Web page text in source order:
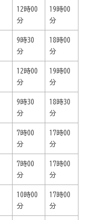
12時00
分
19時00
分
9時30
分
18時00
分
12時00
分
19時00
分
9時30
分
18時30
分
7時00
分
17時00
分
7時00
分
17時00
分
10時00
分
17時00
分